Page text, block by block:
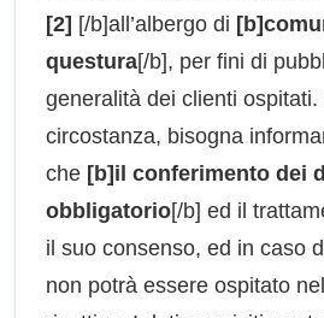
[2] [/b]all’albergo di
questura[/b], per fini di
generalità dei clienti ospitati.
circostanza, bisogna
che [b]il conferimento dei
obbligatorio[/b] ed il
il suo consenso, ed in caso
non potrà essere ospitato